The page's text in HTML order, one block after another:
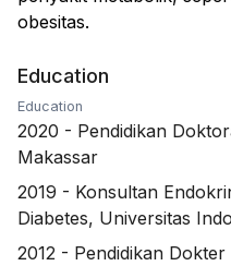
obesitas.
Education
Education
2020 - Pendidikan
Makassar
2019 - Konsultan
Diabetes, Universitas
2012 - Pendidikan